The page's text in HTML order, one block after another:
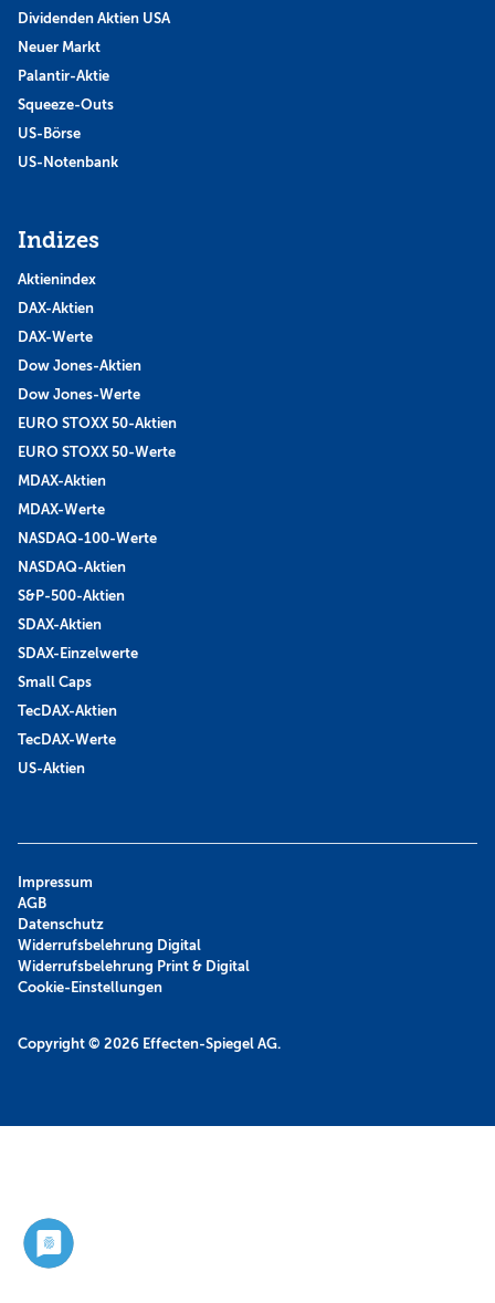
Dividenden Aktien USA
Neuer Markt
Palantir-Aktie
Squeeze-Outs
US-Börse
US-Notenbank
Indizes
Aktienindex
DAX-Aktien
DAX-Werte
Dow Jones-Aktien
Dow Jones-Werte
EURO STOXX 50-Aktien
EURO STOXX 50-Werte
MDAX-Aktien
MDAX-Werte
NASDAQ-100-Werte
NASDAQ-Aktien
S&P-500-Aktien
SDAX-Aktien
SDAX-Einzelwerte
Small Caps
TecDAX-Aktien
TecDAX-Werte
US-Aktien
Copyright © 2026 Effecten-Spiegel AG.
Impressum
AGB
Datenschutz
Widerrufsbelehrung Digital
Widerrufsbelehrung Print & Digital
Cookie-Einstellungen